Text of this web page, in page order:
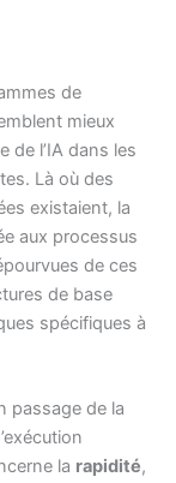
de
mieux
de l’IA dans les
Là où des
existaient, la
aux processus
de ces
de base
spécifiques à
passage de la
la rapidité,